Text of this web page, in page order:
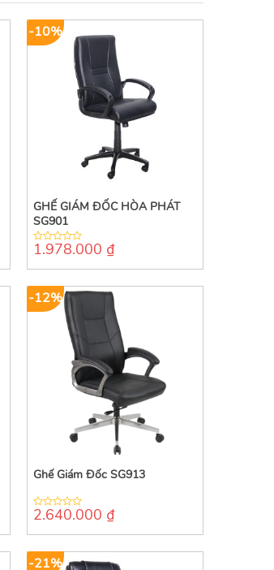
-10%
GHẾ GIÁM ĐỐC HÒA PHÁT
SG901
0
of
1.978.000 ₫
-12%
Ghế Giám Đốc SG913
0
of
2.640.000 ₫
-21%